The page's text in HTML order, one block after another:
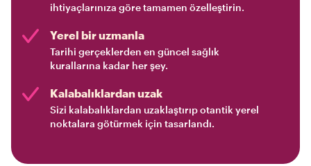
ihtiyaçlarınıza göre tamamen özelleştirin.
Yerel bir uzmanla
Tarihi gerçeklerden en güncel sağlık
kurallarına kadar her şey.
Kalabalıklardan uzak
Sizi kalabalıklardan uzaklaştırıp otantik yerel
noktalara götürmek için tasarlandı.